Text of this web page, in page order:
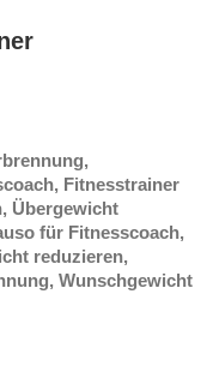
Fitnesstrainer
Übergewicht
für Fitnesscoach,
reduzieren,
Wunschgewicht